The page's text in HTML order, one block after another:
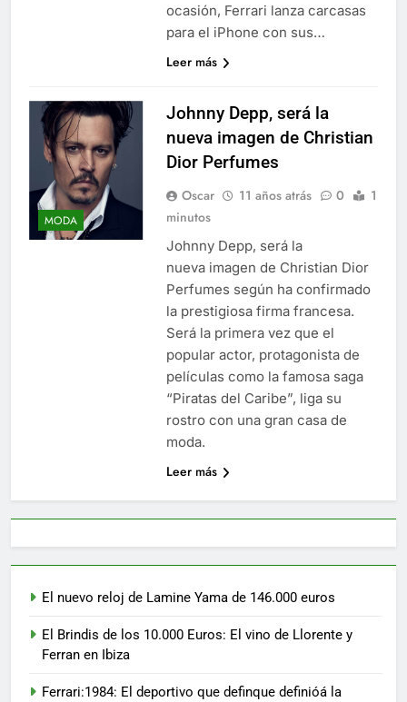
ocasión, Ferrari lanza carcasas
para el iPhone con sus…
Leer más
MODA
Johnny Depp, será la
nueva imagen de Christian
Dior Perfumes
Oscar 11 años atrás 0
1
minutos
Johnny Depp, será la
nueva imagen de Christian Dior
Perfumes según ha confirmado
la prestigiosa firma francesa.
Será la primera vez que el
popular actor, protagonista de
películas como la famosa saga
“Piratas del Caribe”, liga su
rostro con una gran casa de
moda.
Leer más
El nuevo reloj de Lamine Yama de 146.000 euros
El Brindis de los 10.000 Euros: El vino de Llorente y
Ferran en Ibiza
Ferrari:1984: El deportivo que definque definióá la